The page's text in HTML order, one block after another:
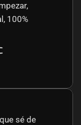
100%
sé de